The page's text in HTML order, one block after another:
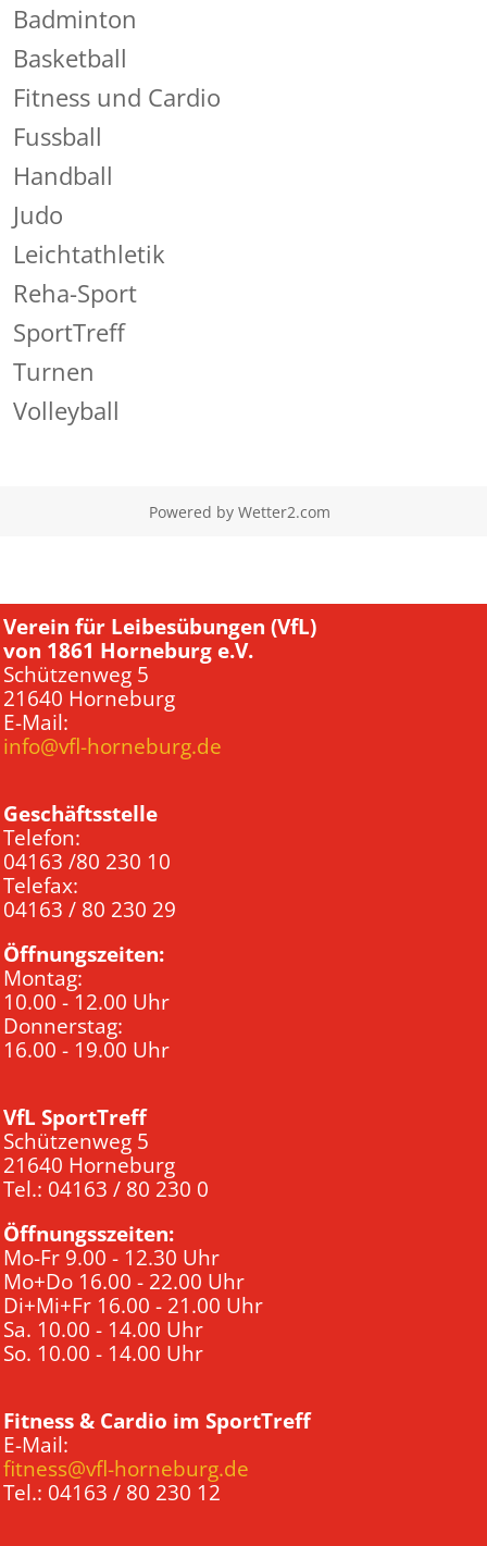
Badminton
Basketball
Fitness und Cardio
Fussball
Handball
Judo
Leichtathletik
Reha-Sport
SportTreff
Turnen
Volleyball
Powered by Wetter2.com
Verein für Leibesübungen (VfL)
von 1861 Horneburg e.V.
Schützenweg 5
21640 Horneburg
E-Mail:
info@vfl-horneburg.de
Geschäftsstelle
Telefon:
04163 /80 230 10
Telefax:
04163 / 80 230 29
Öffnungszeiten:
Montag:
10.00 - 12.00 Uhr
Donnerstag:
16.00 - 19.00 Uhr
VfL SportTreff
Schützenweg 5
21640 Horneburg
Tel.: 04163 / 80 230 0
Öffnungsszeiten:
Mo-Fr 9.00 - 12.30 Uhr
Mo+Do 16.00 - 22.00 Uhr
Di+Mi+Fr 16.00 - 21.00 Uhr
Sa. 10.00 - 14.00 Uhr
So. 10.00 - 14.00 Uhr
Fitness & Cardio im SportTreff
E-Mail:
fitness@vfl-horneburg.de
Tel.: 04163 / 80 230 12